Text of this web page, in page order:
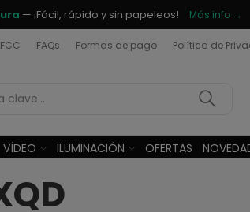
— ¡Fácil, rápido y sin papeleos! Más info →
FAQs Formas de pago Política de
VÍDEO ILUMINACIÓN OFERTAS